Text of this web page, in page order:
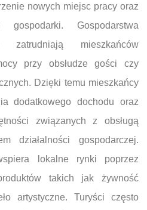
nowych miejsc pracy oraz
Gospodarstwa
zatrudniają mieszkańców
przy obsłudze gości czy
Dzięki temu mieszkańcy
dodatkowego dochodu oraz
związanych z obsługą
działalności gospodarczej.
lokalne rynki poprzez
takich jak żywność
artystyczne. Turyści często